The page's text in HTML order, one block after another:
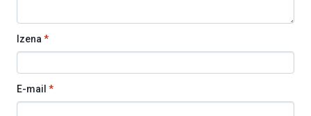
Izena *
E-mail *